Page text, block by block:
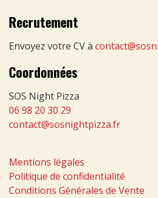
Recrutement
Envoyez votre CV à
Coordonnées
SOS Night Pizza
06 98 20 30 29
contact@sosnightpizza.fr
Mentions légales
Politique de confidentialité
Conditions Générales de Vente